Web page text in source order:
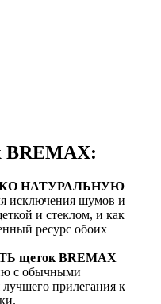
BREMAX:
НАТУРАЛЬНУЮ
исключения шумов и
и стеклом, и как
ресурс обоих
щеток BREMAX
с обычными
прилегания к